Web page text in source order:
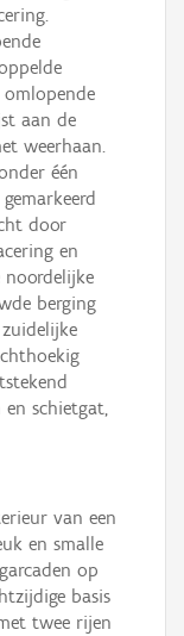
aan de
weerhaan.
één
door
en
berging
schietgat,
van een
en smalle
op
basis
twee rijen